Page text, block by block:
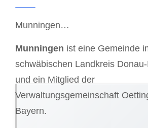
Munningen…
Munningen ist eine Gemeinde
schwäbischen Landkreis
und ein Mitglied der
Verwaltungsgemeinschaft
Bayern.